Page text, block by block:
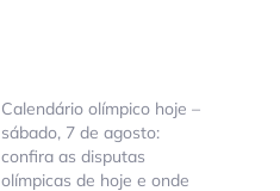
Calendário olímpico hoje –
sábado, 7 de agosto:
confira as disputas
olímpicas de hoje e onde